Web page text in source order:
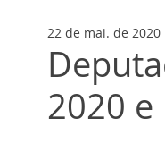
2020
22 de mai. de 2020